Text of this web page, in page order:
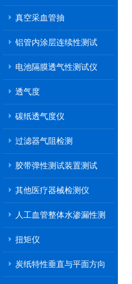
真空采血管抽
铝管内涂层连续性测试
电池隔膜透气性测试仪
透气度
碳纸透气度仪
过滤器气阻检测
胶带弹性测试装置测试
其他医疗器械检测仪
人工血管整体水渗漏性测
扭矩仪
炭纸特性垂直与平面方向